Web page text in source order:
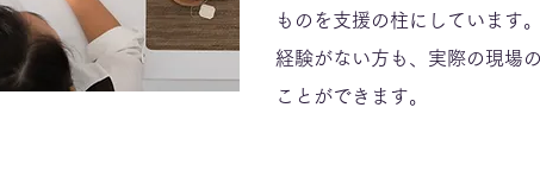
ものを支援の柱にしています。
経験がない方も、実際の現場
ことができます。